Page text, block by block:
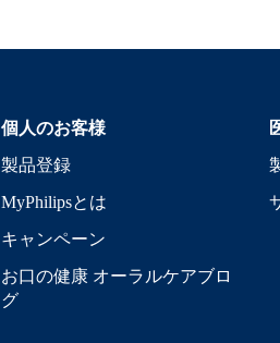
個人のお客様
製品登録
MyPhilipsとは
キャンペーン
お口の健康 オーラルケアブロ
グ